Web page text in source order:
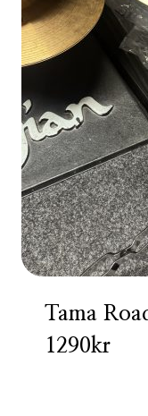
Tama
1290kr